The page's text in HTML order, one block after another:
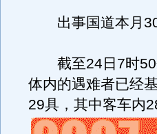
出事国道本月30
截至24日7时50
体内的遇难者已经
29具，其中客车内